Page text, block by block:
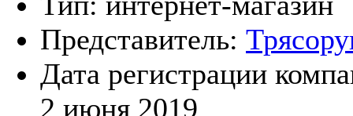
Представитель:
Дата регистрации
2 июня 2019